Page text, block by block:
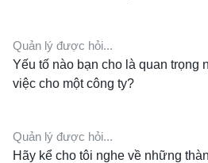
Quản lý được hỏi...
Yếu tố nào bạn cho là quan trọng
việc cho một công ty?
Quản lý được hỏi...
Hãy kể cho tôi nghe về những